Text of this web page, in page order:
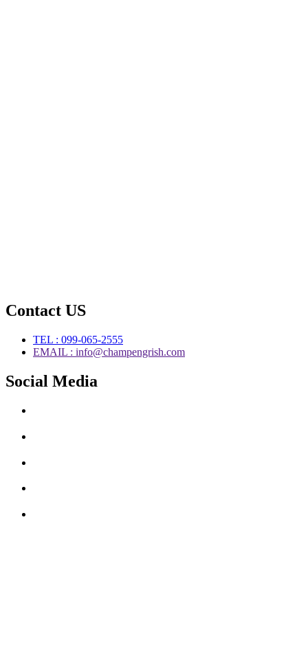
Contact US
TEL : 099-065-2555
EMAIL : info@champengrish.com
Social Media